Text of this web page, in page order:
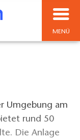
MENÜ
Umgebung am
rund 50
Die Anlage